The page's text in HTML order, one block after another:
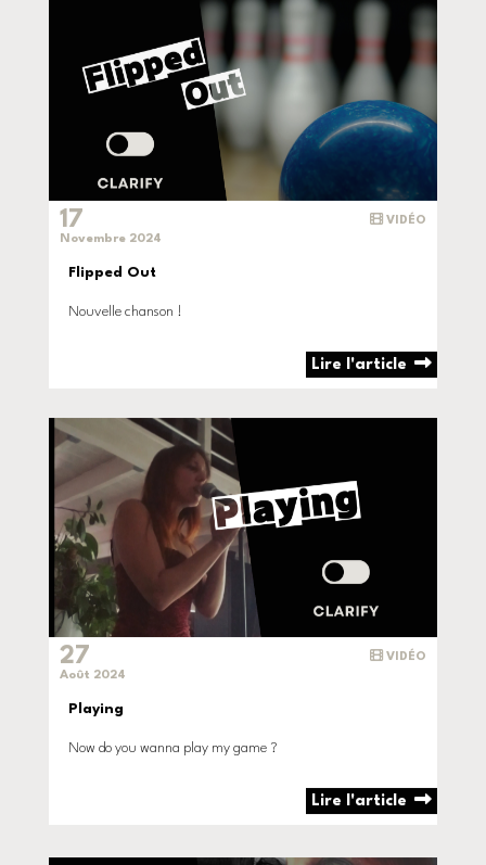
VIDÉO
17
Novembre 2024
Flipped Out
Nouvelle chanson !
Lire l'article
VIDÉO
27
Août 2024
Playing
Now do you wanna play my game ?
Lire l'article